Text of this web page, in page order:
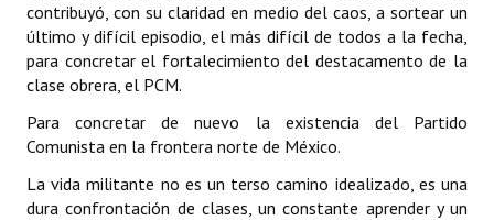
contribuyó, con su claridad en medio del caos, a sortear un
último y difícil episodio, el más difícil de todos a la fecha,
para concretar el fortalecimiento del destacamento de la
clase obrera, el PCM.
Para concretar de nuevo la existencia del Partido
Comunista en la frontera norte de México.
La vida militante no es un terso camino idealizado, es una
dura confrontación de clases, un constante aprender y un